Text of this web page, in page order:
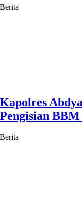
Berita
Kapolres
Pengisian
Berita